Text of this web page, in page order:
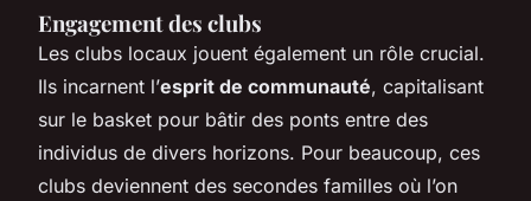
Engagement des clubs
Les clubs locaux jouent également un rôle crucial.
Ils incarnent l’esprit de communauté, capitalisant
sur le basket pour bâtir des ponts entre des
individus de divers horizons. Pour beaucoup, ces
clubs deviennent des secondes familles où l’on